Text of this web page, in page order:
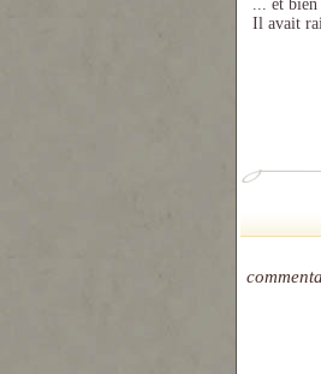
... et
Il avait